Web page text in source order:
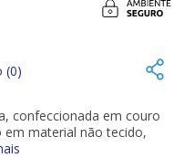
(0)
confeccionada em couro
em material não tecido,